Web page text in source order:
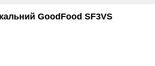
GoodFood SF3VS